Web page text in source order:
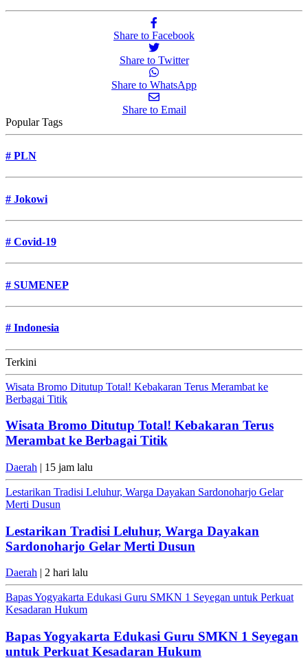
Share to Facebook
Share to Twitter
Share to WhatsApp
Share to Email
Popular Tags
# PLN
# Jokowi
# Covid-19
# SUMENEP
# Indonesia
Terkini
Wisata Bromo Ditutup Total! Kebakaran Terus Merambat ke
Berbagai Titik
Wisata Bromo Ditutup Total! Kebakaran Terus
Merambat ke Berbagai Titik
Daerah | 15 jam lalu
Lestarikan Tradisi Leluhur, Warga Dayakan Sardonoharjo Gelar
Merti Dusun
Lestarikan Tradisi Leluhur, Warga Dayakan
Sardonoharjo Gelar Merti Dusun
Daerah | 2 hari lalu
Bapas Yogyakarta Edukasi Guru SMKN 1 Seyegan untuk Perkuat
Kesadaran Hukum
Bapas Yogyakarta Edukasi Guru SMKN 1 Seyegan
untuk Perkuat Kesadaran Hukum